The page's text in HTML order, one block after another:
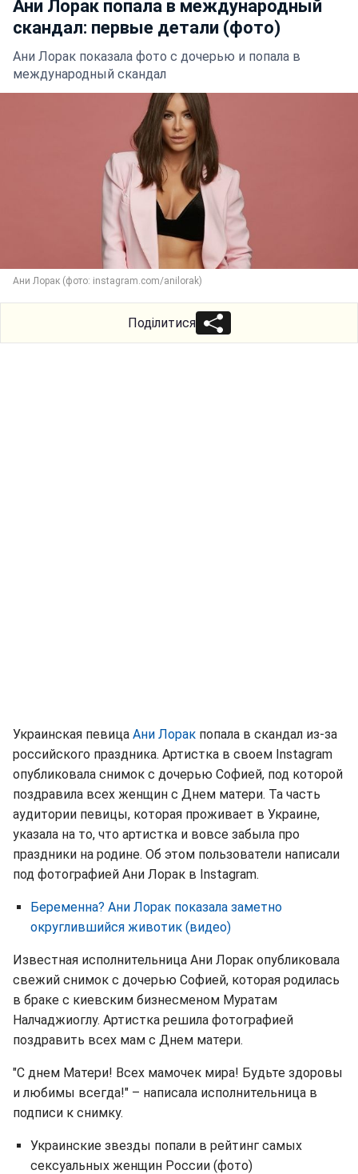
Ани Лорак попала в международный
скандал: первые детали (фото)
Ани Лорак показала фото с дочерью и попала в
международный скандал
Ани Лорак (фото: instagram.com/anilorak)
Поділитися
Украинская певица Ани Лорак попала в скандал из-за
российского праздника. Артистка в своем Instagram
опубликовала снимок с дочерью Софией, под которой
поздравила всех женщин с Днем матери. Та часть
аудитории певицы, которая проживает в Украине,
указала на то, что артистка и вовсе забыла про
праздники на родине. Об этом пользователи написали
под фотографией Ани Лорак в Instagram.
Беременна? Ани Лорак показала заметно
округлившийся животик (видео)
Известная исполнительница Ани Лорак опубликовала
свежий снимок с дочерью Софией, которая родилась
в браке с киевским бизнесменом Муратам
Налчаджиоглу. Артистка решила фотографией
поздравить всех мам с Днем матери.
"С днем Матери! Всех мамочек мира! Будьте здоровы
и любимы всегда!" – написала исполнительница в
подписи к снимку.
Украинские звезды попали в рейтинг самых
сексуальных женщин России (фото)